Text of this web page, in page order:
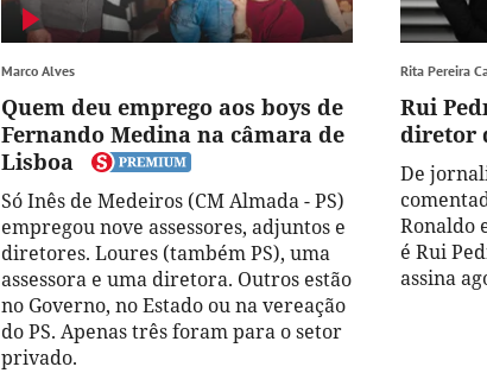
Marco Alves
Quem deu emprego aos boys de
Fernando Medina na câmara de
Lisboa
Só Inês de Medeiros (CM Almada - PS)
empregou nove assessores, adjuntos e
diretores. Loures (também PS), uma
assessora e uma diretora. Outros estão
no Governo, no Estado ou na vereação
do PS. Apenas três foram para o setor
privado.
Rita Pereira
Rui
diretor
De
Ronaldo
é Rui
assina